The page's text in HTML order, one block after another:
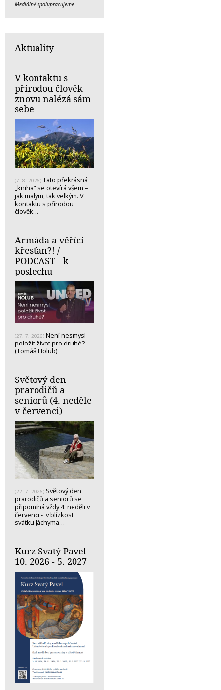
Mediálně spolupracujeme
Aktuality
V kontaktu s
přírodou člověk
znovu nalézá sám
sebe
(7. 8. 2026) Tato překrásná
„kniha“ se otevírá všem –
jak malým, tak velkým. V
kontaktu s přírodou
člověk…
Armáda a věřící
křesťan?! /
PODCAST - k
poslechu
(27. 7. 2026) Není nesmysl
položit život pro druhé?
(Tomáš Holub)
Světový den
prarodičů a
seniorů (4. neděle
v červenci)
(22. 7. 2026) Světový den
prarodičů a seniorů se
připomíná vždy 4. neděli v
červenci - v blízkosti
svátku Jáchyma…
Kurz Svatý Pavel
10. 2026 - 5. 2027